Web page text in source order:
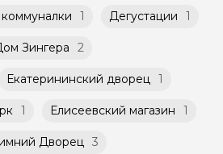
1 Дегустации 1
Зингера 2
Екатерининский дворец 1
1 Елисеевский магазин 1
Дворец 3